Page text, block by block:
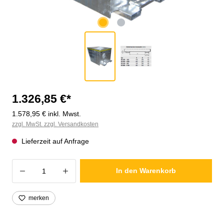
1.326,85 €*
1.578,95 € inkl. Mwst.
zzgl. MwSt. zzgl. Versandkosten
Lieferzeit auf Anfrage
Produkt Anzahl: Gib den gewünschten
In den Warenkorb
merken